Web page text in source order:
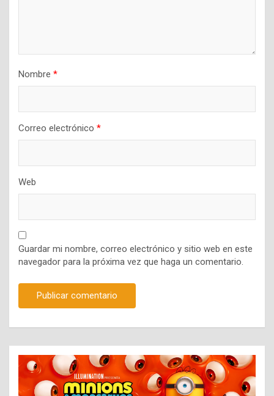
Nombre *
Correo electrónico *
Web
Guardar mi nombre, correo electrónico y sitio web en este
navegador para la próxima vez que haga un comentario.